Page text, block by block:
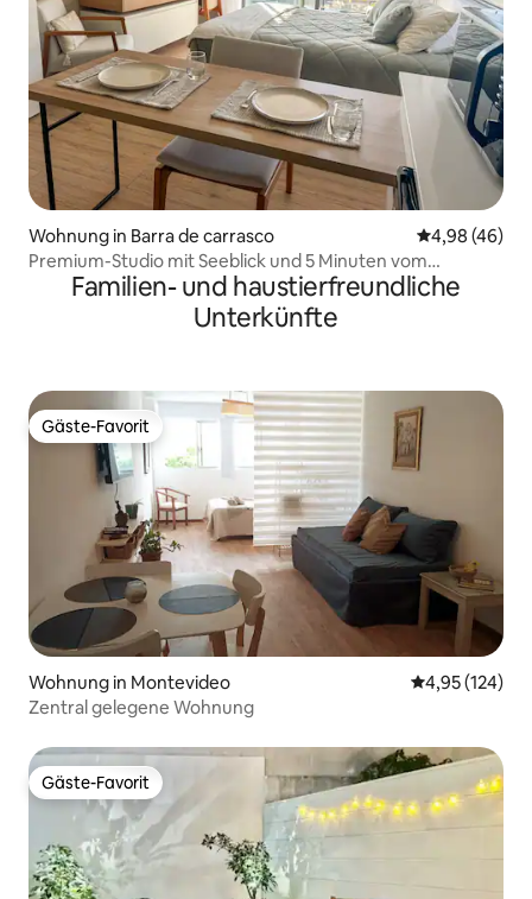
Wohnung in Barra de carrasco
4,98 (46)
Premium-Studio mit Seeblick und 5 Minuten vom
Flughafen entfernt
Familien- und haustierfreundliche
Unterkünfte
Gäste-Favorit
Gäste-Favorit
Wohnung in Montevideo
4,95 (124)
Zentral gelegene Wohnung
Gäste-Favorit
Gäste-Favorit